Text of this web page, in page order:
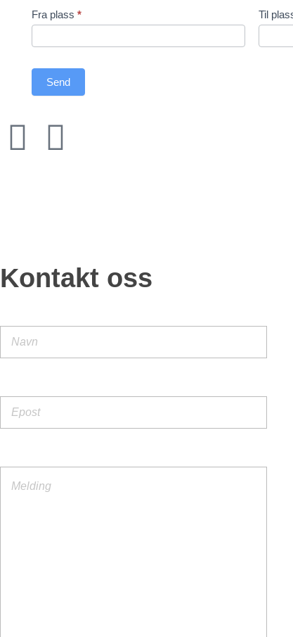
Fra plass * Til
Send
Kontakt oss